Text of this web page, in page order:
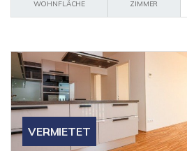
WOHNFLÄCHE
ZIMMER
VERMIETET